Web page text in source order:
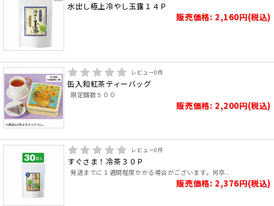
水出し極上冷やし玉露１４Ｐ
販売価格: 2,160円(税込)
レビュー0件
缶入和紅茶ティーバッグ
限定個数５００
販売価格: 2,200円(税込)
レビュー0件
すぐさま！冷茶３０Ｐ
発送までに１週間程度かかる場合がございます。何卒..
販売価格: 2,376円(税込)